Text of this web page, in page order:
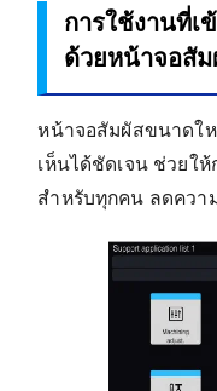
การใช้งานที่เ
ด้วยหน้าจอสัม
หน้าจอสัมผัสขนาดใ
เห็นได้ชัดเจน ช่วยให้
สำหรับทุกคน ลดควา